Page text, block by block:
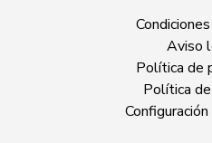
Aviso
Política de
Política